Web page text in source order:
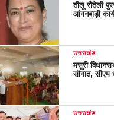
तीलू रौतेली
आंगनबाड़ी
उत्तराखंड
मसूरी
सौगात, सीएम
उत्तराखंड